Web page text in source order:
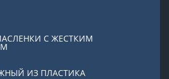
С ЖЕСТКИМ
ИЗ ПЛАСТИКА